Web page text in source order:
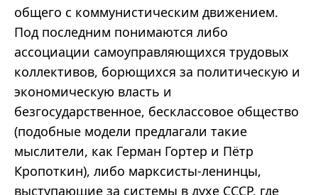
общего с коммунистическим движением.
Под последним понимаются либо
ассоциации самоуправляющихся трудовых
коллективов, борющихся за политическую и
экономическую власть и
безгосударственное, бесклассовое общество
(подобные модели предлагали такие
мыслители, как Герман Гортер и Пётр
Кропоткин), либо марксисты-ленинцы,
выступающие за системы в духе СССР, где